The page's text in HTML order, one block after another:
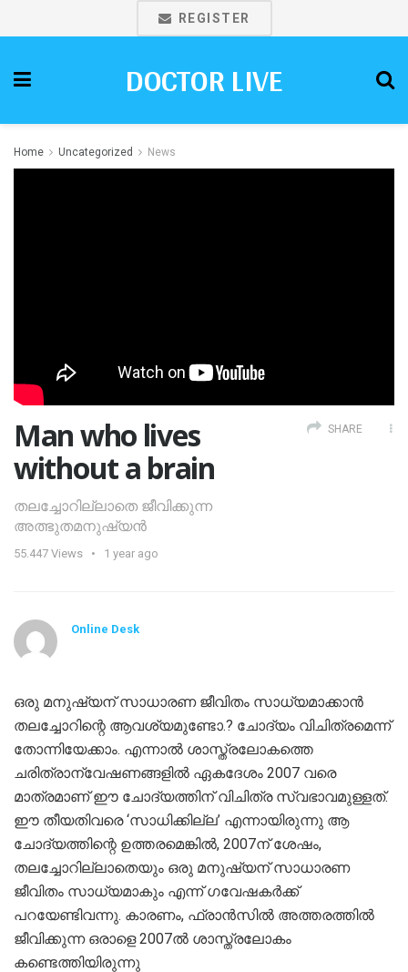
REGISTER
DOCTOR LIVE
Home Uncategorized News
Man who lives
without a brain
തലച്ചോറില്ലാതെ ജീവിക്കുന്ന
അത്ഭുതമനുഷ്യന്‍
55.447 Views 1 year ago
SHARE
Online Desk
ഒരു മനുഷ്യന് സാധാരണ ജീവിതം സാധ്യമാക്കാന്‍
തലച്ചോറിന്റെ ആവശ്യമുണ്ടോ.? ചോദ്യം വിചിത്രമെന്ന്
തോന്നിയേക്കാം. എന്നാല്‍ ശാസ്ത്രലോകത്തെ
ചരിത്രാന്വേഷണങ്ങളില്‍ ഏകദേശം 2007 വരെ
മാത്രമാണ് ഈ ചോദ്യത്തിന് വിചിത്ര സ്വഭാവമുള്ളത്.
ഈ തീയതിവരെ ‘സാധിക്കില്ല’ എന്നായിരുന്നു ആ
ചോദ്യത്തിന്റെ ഉത്തരമെങ്കില്‍, 2007ന് ശേഷം,
തലച്ചോറില്ലാതെയും ഒരു മനുഷ്യന് സാധാരണ
ജീവിതം സാധ്യമാകും എന്ന് ഗവേഷകര്‍ക്ക്
പറയേണ്ടിവന്നു. കാരണം, ഫ്രാന്‍സില്‍ അത്തരത്തില്‍
ജീവിക്കുന്ന ഒരാളെ 2007ല്‍ ശാസ്ത്രലോകം
കണ്ടെത്തിയിരുന്നു